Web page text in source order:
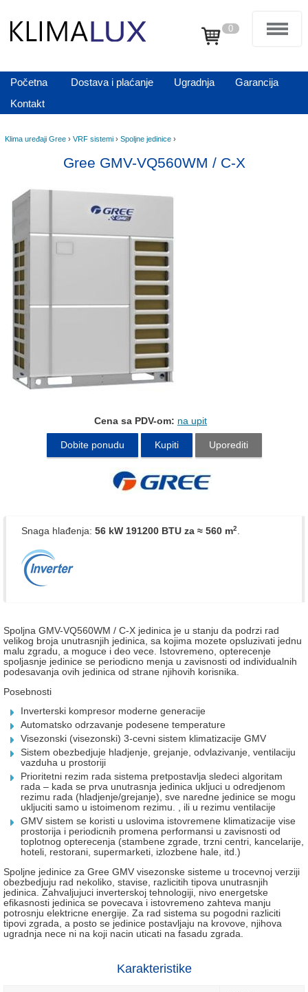
0
Početna Dostava i plaćanje Ugradnja
Garancija
Kontakt
Klima uređaji Gree › VRF sistemi › Spoljne jedinice ›
Gree GMV-VQ560WM / C-X
Cena sa PDV-om: na upit
Dobite ponudu Kupiti Uporediti
Snaga hlađenja: 56 kW 191200 BTU za ≈ 560 m2.
Spoljna GMV-VQ560WM / C-X jedinica je u stanju da podrzi rad
velikog broja unutrasnjih jedinica, sa kojima mozete opsluzivati jednu
malu zgradu, a moguce i deo vece. Istovremeno, opterecenje
spoljasnje jedinice se periodicno menja u zavisnosti od individualnih
podesavanja ovih jedinica od strane njihovih korisnika.
Posebnosti
Inverterski kompresor moderne generacije
Automatsko odrzavanje podesene temperature
Visezonski (visezonski) 3-cevni sistem klimatizacije GMV
Sistem obezbedjuje hladjenje, grejanje, odvlazivanje, ventilaciju
vazduha u prostoriji
Prioritetni rezim rada sistema pretpostavlja sledeci algoritam
rada – kada se prva unutrasnja jedinica ukljuci u odredjenom
rezimu rada (hladjenje/grejanje), sve naredne jedinice se mogu
ukljuciti samo u istoimenom rezimu. , ili u rezimu ventilacije
GMV sistem se koristi u uslovima istovremene klimatizacije vise
prostorija i periodicnih promena performansi u zavisnosti od
toplotnog opterecenja (stambene zgrade, trzni centri, kancelarije,
hoteli, restorani, supermarketi, izlozbene hale, itd.)
Spoljne jedinice za Gree GMV visezonske sisteme u trocevnoj verziji
obezbedjuju rad nekoliko, stavise, razlicitih tipova unutrasnjih
jedinica. Zahvaljujuci inverterskoj tehnologiji, nivo energetske
efikasnosti jedinica se povecava i istovremeno zahteva manju
potrosnju elektricne energije. Za rad sistema su pogodni razliciti
tipovi zgrada, a posto se jedinice postavljaju na krovove, njihova
ugradnja nece ni na koji nacin uticati na fasadu zgrada.
Karakteristike